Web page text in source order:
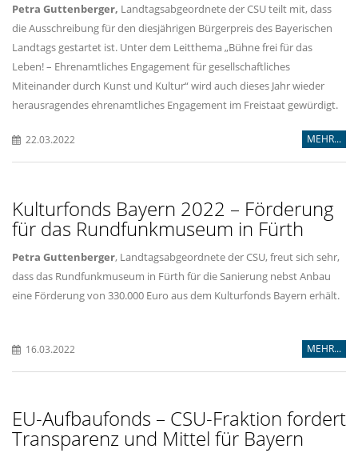
Petra Guttenberger, Landtagsabgeordnete der CSU teilt mit, dass
die Ausschreibung für den diesjährigen Bürgerpreis des Bayerischen
Landtags gestartet ist. Unter dem Leitthema „Bühne frei für das
Leben! – Ehrenamtliches Engagement für gesellschaftliches
Miteinander durch Kunst und Kultur“ wird auch dieses Jahr wieder
herausragendes ehrenamtliches Engagement im Freistaat gewürdigt.
22.03.2022 MEHR...
Kulturfonds Bayern 2022 – Förderung
für das Rundfunkmuseum in Fürth
Petra Guttenberger, Landtagsabgeordnete der CSU, freut sich sehr,
dass das Rundfunkmuseum in Fürth für die Sanierung nebst Anbau
eine Förderung von 330.000 Euro aus dem Kulturfonds Bayern erhält.
16.03.2022 MEHR...
EU-Aufbaufonds – CSU-Fraktion fordert
Transparenz und Mittel für Bayern